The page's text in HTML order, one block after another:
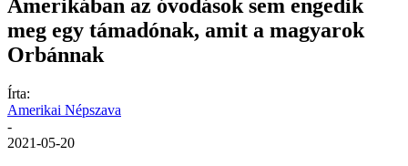
Amerikában az óvodások sem engedik
meg egy támadónak, amit a magyarok
Orbánnak
Írta:
Amerikai Népszava
-
2021-05-20